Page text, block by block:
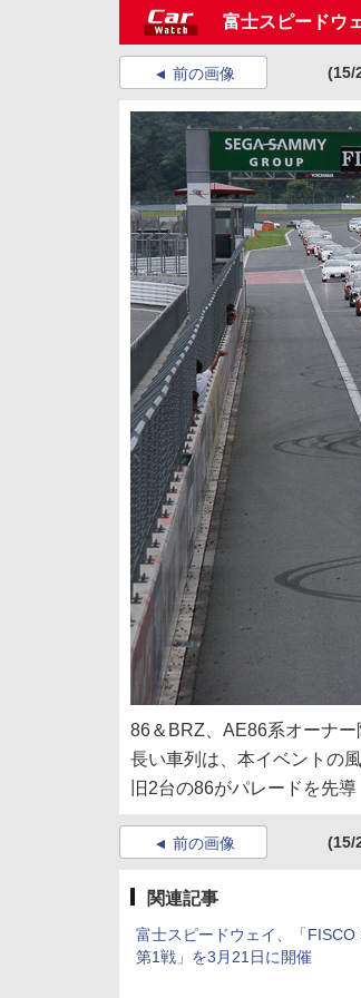
富士スピードウ
前の画像 (15/
86＆BRZ、AE86系オーナ
長い車列は、本イベントの
旧2台の86がパレードを先導
前の画像 (15/
関連記事
富士スピードウェイ、「FISCO
第1戦」を3月21日に開催